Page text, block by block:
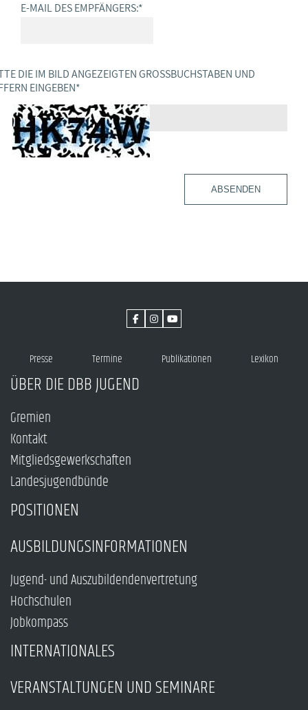
E-MAIL DES EMPFÄNGERS:*
DIE IM BILD ANGEZEIGTEN GROSSBUCHSTABEN UND Z
EINGEBEN *
ABSENDEN
Presse Termine Publikationen Lexikon
ÜBER DIE DBB JUGEND
Gremien
Kontakt
Mitgliedsgewerkschaften
Landesjugendbünde
POSITIONEN
AUSBILDUNGSINFORMATIONEN
Jugend- und Auszubildendenvertretung
Hochschulen
Jobkompass
INTERNATIONALES
VERANSTALTUNGEN UND SEMINARE